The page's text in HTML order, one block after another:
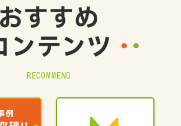
おすすめ
ンテンツ
RECOMMEND